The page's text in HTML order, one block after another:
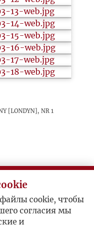
[Londyn], nr 1
(autor J. Ż.)
nowej
cookie, чтобы
согласия мы
и